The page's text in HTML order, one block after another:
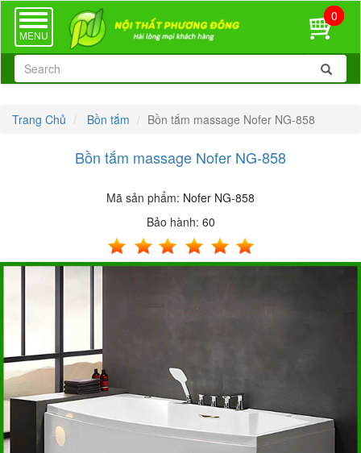
TOGGLE
NAVIGATION
MENU
0
Trang Chủ Bồn tắm Bồn tắm massage Nofer NG-858
Bồn tắm massage Nofer NG-858
Mã sản phẩm: Nofer NG-858
Bảo hành: 60